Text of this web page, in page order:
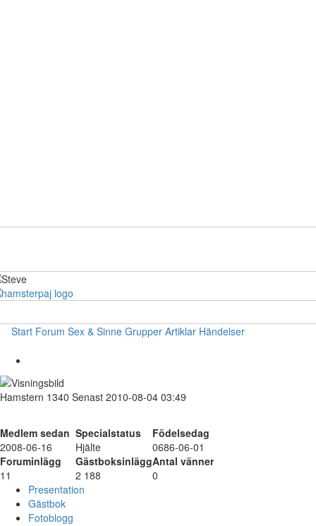
Start Forum Sex & Sinne Grupper Artiklar Händelser
Hamstern 1340 Senast 2010-08-04 03:49
Medlem sedan Specialstatus
Födelsedag
2008-06-16
Hjälte
0686-06-01
Foruminlägg
GästboksinläggAntal vänner
11
2 188
0
Presentation
Gästbok
Fotoblogg